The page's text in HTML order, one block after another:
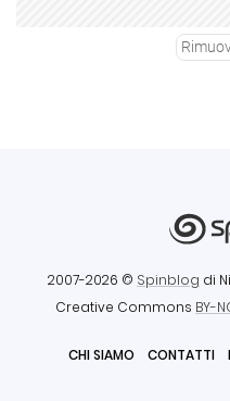
2007-2026 © Spinblog di
Creative Commons BY-
CHI SIAMO CONTATTI